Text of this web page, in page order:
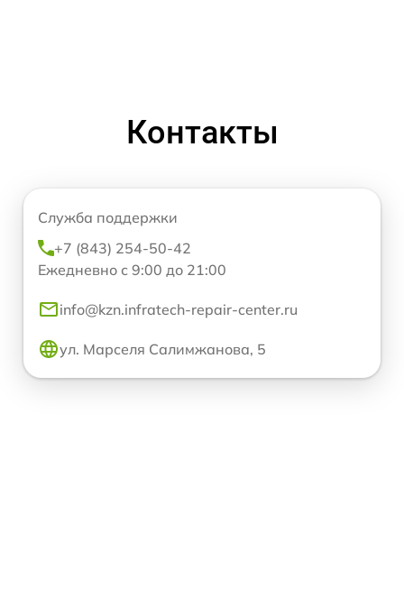
Контакты
Служба поддержки
+7 (843) 254-50-42
Ежедневно с 9:00 до 21:00
info@kzn.infratech-repair-center.ru
ул. Марселя Салимжанова, 5